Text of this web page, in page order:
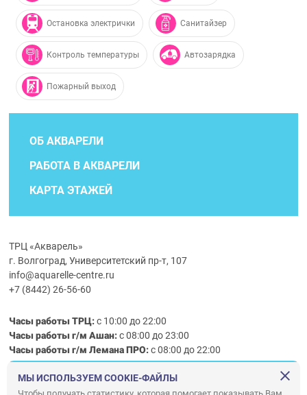
Остановка электрички Санитайзер
Контроль температуры Автозарядка
Пожарный выход
ОБ АКВАРЕЛИ
РАБОТА В АКВАРЕЛИ
КАРТА ЭТАЖЕЙ
ТРЦ «Акварель»
г. Волгоград, Университетский пр-т, 107
info@aquarelle-centre.ru
+7 (8442) 26-56-60
Часы работы ТРЦ:с 10:00 до 22:00
Часы работы г/м Ашан:с 08:00 до 23:00
Часы работыг/мЛемана ПРО:с 08:00 до 22:00
Правила посещения ТРЦ «Акварель»
МЫ ИСПОЛЬЗУЕМ COOKIE-ФАЙЛЫ